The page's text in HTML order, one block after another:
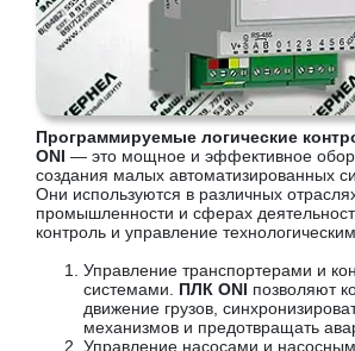
Программируемые логические
ONI — это мощное и эффективное
создания малых автоматизированных
Они используются в различных
промышленности и сферах
контроль и управление
Управление транспортерами и
системами. ПЛК ONI позволяют
движение грузов,
механизмов и предотвращать
Управление насосами и